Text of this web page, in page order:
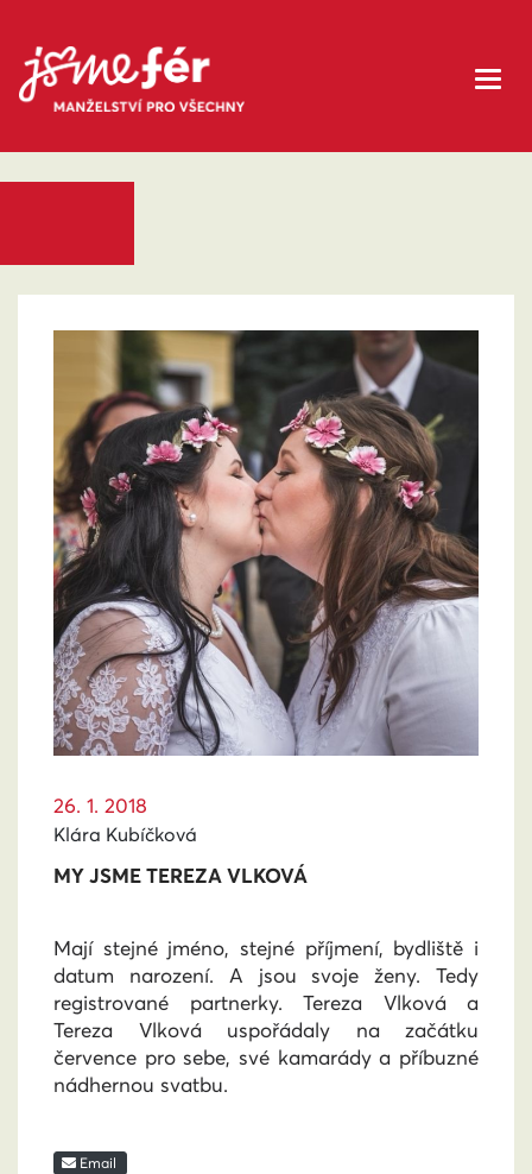
26. 1. 2018
Klára Kubíčková
MY JSME TEREZA VLKOVÁ
Mají stejné jméno, stejné příjmení, bydliště i
datum narození. A jsou svoje ženy. Tedy
registrované partnerky. Tereza Vlková a
Tereza Vlková uspořádaly na začátku
července pro sebe, své kamarády a příbuzné
nádhernou svatbu.
Email